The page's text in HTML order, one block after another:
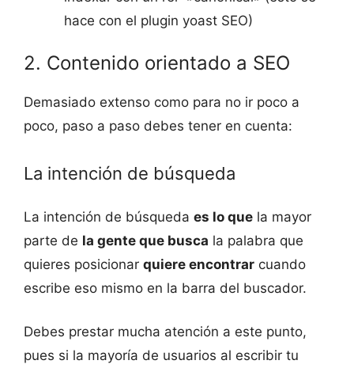
hace con el plugin yoast SEO)
2. Contenido orientado a SEO
Demasiado extenso como para no ir poco a
poco, paso a paso debes tener en cuenta:
La intención de búsqueda
La intención de búsqueda es lo que la mayor
parte de la gente que busca la palabra que
quieres posicionar quiere encontrar cuando
escribe eso mismo en la barra del buscador.
Debes prestar mucha atención a este punto,
pues si la mayoría de usuarios al escribir tu